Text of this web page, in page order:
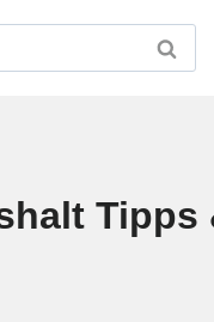
Tipps